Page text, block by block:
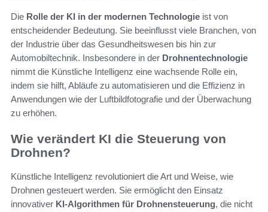
Die Rolle der KI in der modernen Technologie ist von
entscheidender Bedeutung. Sie beeinflusst viele Branchen, von
der Industrie über das Gesundheitswesen bis hin zur
Automobiltechnik. Insbesondere in der Drohnentechnologie
nimmt die Künstliche Intelligenz eine wachsende Rolle ein,
indem sie hilft, Abläufe zu automatisieren und die Effizienz in
Anwendungen wie der Luftbildfotografie und der Überwachung
zu erhöhen.
Wie verändert KI die Steuerung von
Drohnen?
Künstliche Intelligenz revolutioniert die Art und Weise, wie
Drohnen gesteuert werden. Sie ermöglicht den Einsatz
innovativer KI-Algorithmen für Drohnensteuerung, die nicht